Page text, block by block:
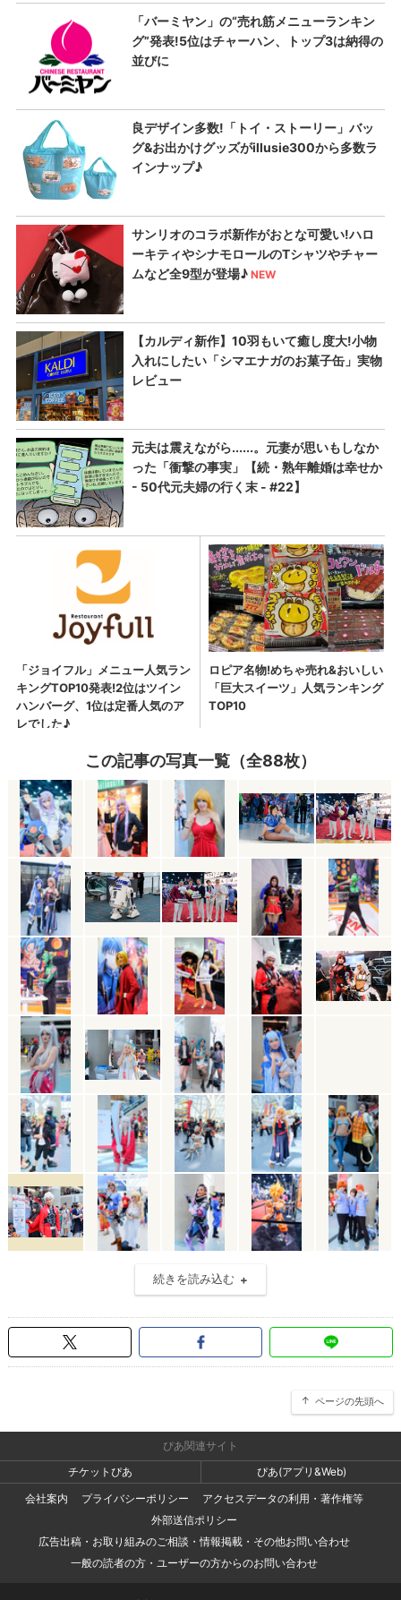
この記事の写真一覧（全88枚）
続きを読み込む
ページの先頭へ
ぴあ関連サイト
チケットぴあ
ぴあ(アプリ&Web)
会社案内
プライバシーポリシー
アクセスデータの利用・著作権等
外部送信ポリシー
広告出稿・お取り組みのご相談・情報掲載・その他お問い合わせ
一般の読者の方・ユーザーの方からのお問い合わせ